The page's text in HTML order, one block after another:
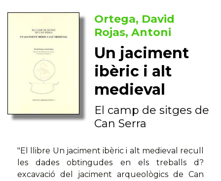
Ortega, David
Rojas, Antoni
Un jaciment
ibèric i alt
medieval
El camp de sitges de
Can Serra
"El llibre Un jaciment ibèric i alt medieval recull
les dades obtingudes en els treballs d?
excavació del jaciment arqueològics de Can